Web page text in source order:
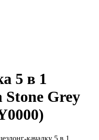
5 в 1
Grey
качалку 5 в 1